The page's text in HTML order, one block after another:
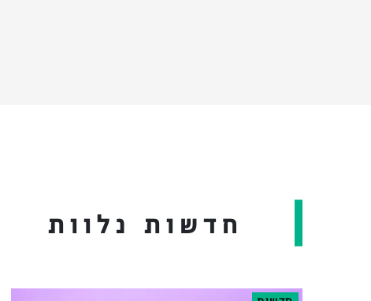
חדשות נלוות